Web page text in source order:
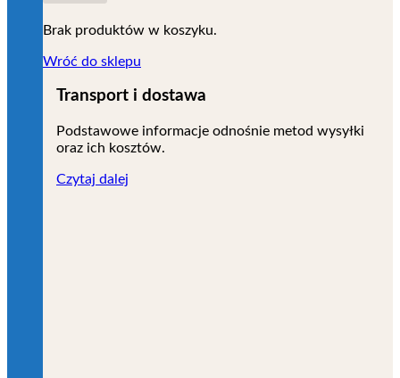
Brak produktów w koszyku.
Wróć do sklepu
Transport i dostawa
Podstawowe informacje odnośnie metod wysyłki
oraz ich kosztów.
Czytaj dalej